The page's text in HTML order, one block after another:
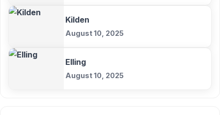
Kilden
August 10, 2025
Elling
August 10, 2025